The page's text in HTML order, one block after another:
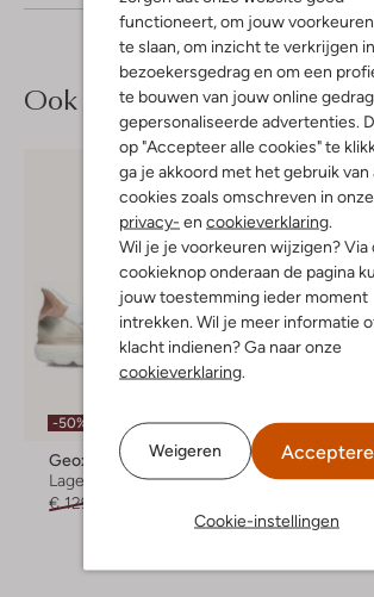
functioneert, om jouw
te slaan, om inzicht te verkrijgen in
bezoekersgedrag en om een
te bouwen van jouw online
gepersonaliseerde advertenties.
op "Accepteer alle cookies" te
ga je akkoord met het gebruik van
cookies zoals omschreven in onze
privacy- en cookieverklaring
Wil je je voorkeuren wijzigen? Via
cookieknop onderaan de pagina
jouw toestemming ieder moment
intrekken. Wil je meer informatie
klacht indienen? Ga naar onze
cookieverklaring
Weigeren
Cookie-instellingen
Ook iets voor jou?
-50%
Geox
Lage sneakers
€ 129,99
-30%
Geox
Lage sneakers